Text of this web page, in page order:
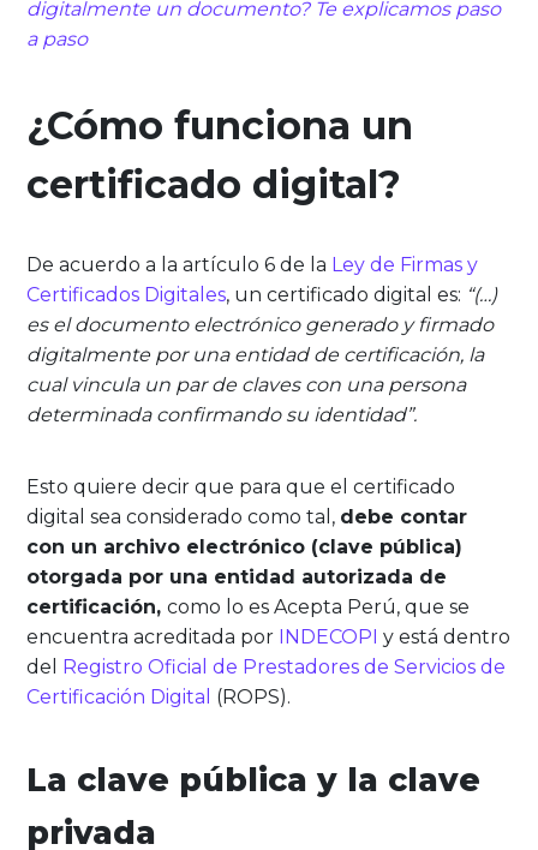
digitalmente un documento? Te explicamos paso
a paso
¿Cómo funciona un
certificado digital?
De acuerdo a la artículo 6 de la Ley de Firmas y
Certificados Digitales, un certificado digital es: “(…)
es el documento electrónico generado y firmado
digitalmente por una entidad de certificación, la
cual vincula un par de claves con una persona
determinada confirmando su identidad”.
Esto quiere decir que para que el certificado
digital sea considerado como tal, debe contar
con un archivo electrónico (clave pública)
otorgada por una entidad autorizada de
certificación,como lo es Acepta Perú, que se
encuentra acreditada por
INDECOPI y está dentro
del
Registro Oficial de Prestadores de Servicios de
Certificación Digital (ROPS).
La clave pública y la clave
privada